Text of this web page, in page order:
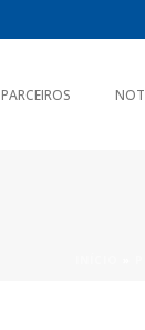
PARCEIROS